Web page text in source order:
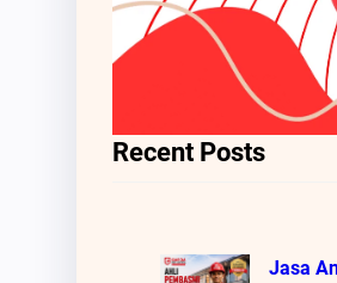
Recent Posts
Jasa